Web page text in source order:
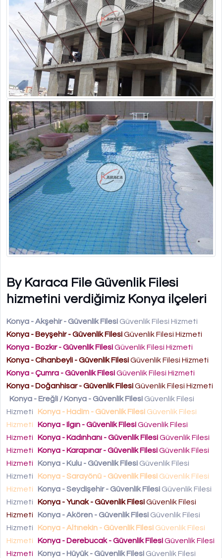
By Karaca File Güvenlik Filesi
hizmetini verdiğimiz Konya ilçeleri
Konya - Akşehir - Güvenlik Filesi Güvenlik Filesi Hizmeti
Konya - Beyşehir - Güvenlik FilesiGüvenlik Filesi Hizmeti
Konya - Bozkır - Güvenlik FilesiGüvenlik Filesi Hizmeti
Konya - Cihanbeyli - Güvenlik FilesiGüvenlik Filesi Hizmeti
Konya - Çumra - Güvenlik FilesiGüvenlik Filesi Hizmeti
Konya - Doğanhisar - Güvenlik FilesiGüvenlik Filesi Hizmeti
Konya - Ereğli / Konya - Güvenlik Filesi Güvenlik Filesi
Hizmeti
Konya - Hadim - Güvenlik Filesi Güvenlik Filesi
Hizmeti
Konya - Ilgın - Güvenlik FilesiGüvenlik Filesi
Hizmeti
Konya - Kadınhanı - Güvenlik FilesiGüvenlik Filesi
Hizmeti
Konya - Karapınar - Güvenlik FilesiGüvenlik Filesi
Hizmeti
Konya - Kulu - Güvenlik Filesi Güvenlik Filesi
Hizmeti
Konya - Sarayönü - Güvenlik Filesi Güvenlik Filesi
Hizmeti
Konya - Seydişehir - Güvenlik Filesi Güvenlik Filesi
Hizmeti
Konya - Yunak - Güvenlik FilesiGüvenlik Filesi
Hizmeti
Konya - Akören - Güvenlik Filesi Güvenlik Filesi
Hizmeti
Konya - Altınekin - Güvenlik Filesi Güvenlik Filesi
Hizmeti
Konya - Derebucak - Güvenlik FilesiGüvenlik Filesi
Hizmeti
Konya - Hüyük - Güvenlik Filesi Güvenlik Filesi